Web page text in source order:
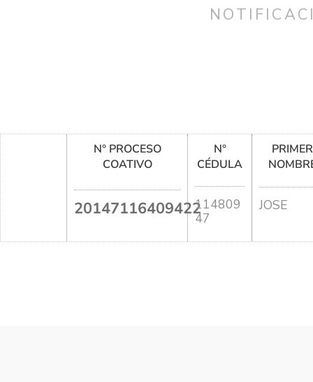
N° PROCESO
COATIVO
20147116409422
N°
CÉDULA
114809
47
PRIMER
JOSE